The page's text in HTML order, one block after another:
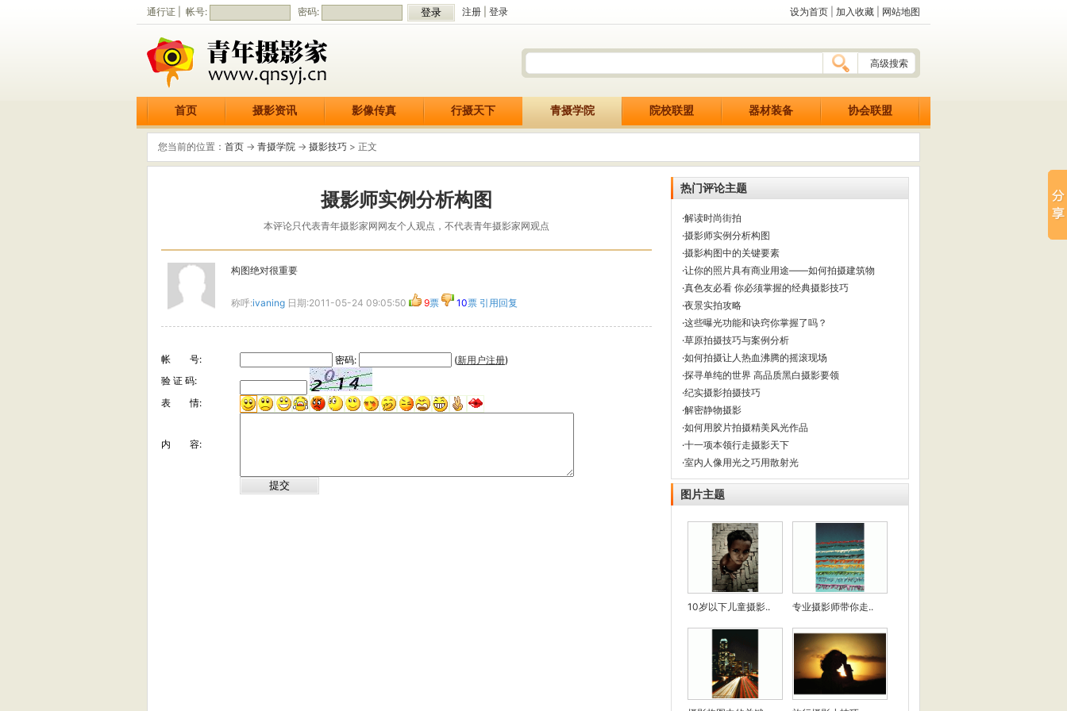
设为首页 加入收藏 网站地图
通行证 | 帐号: 密码: 注册 登录
高级搜索
首页 摄影资讯 影像传真 行摄天下 青摄学院 院校联盟 器材装备 协会联盟
您当前的位置： 首页 -> 青摄学院 -> 摄影技巧 > 正文
摄影师实例分析构图
本评论只代表青年摄影家网网友个人观点，不代表青年摄影家网观点
构图绝对很重要
称呼:ivaning 日期:2011-05-24 09:05:50 9票 10票 引用回复
帐 号: 密码: (新用户注册)
验 证 码:
表 情:
内 容:
热门评论主题
·解读时尚街拍
·摄影师实例分析构图
·摄影构图中的关键要素
·让你的照片具有商业用途——如何拍摄建筑物
·真色友必看 你必须掌握的经典摄影技巧
·夜景实拍攻略
·这些曝光功能和诀窍你掌握了吗？
·草原拍摄技巧与案例分析
·如何拍摄让人热血沸腾的摇滚现场
·探寻单纯的世界 高品质黑白摄影要领
·纪实摄影拍摄技巧
·解密静物摄影
·如何用胶片拍摄精美风光作品
·十一项本领行走摄影天下
·室内人像用光之巧用散射光
图片主题
10岁以下儿童摄影.. 专业摄影师带你走..